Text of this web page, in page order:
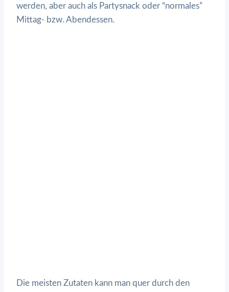
werden, aber auch als Partysnack oder “normales”
Mittag- bzw. Abendessen.
Die meisten Zutaten kann man quer durch den